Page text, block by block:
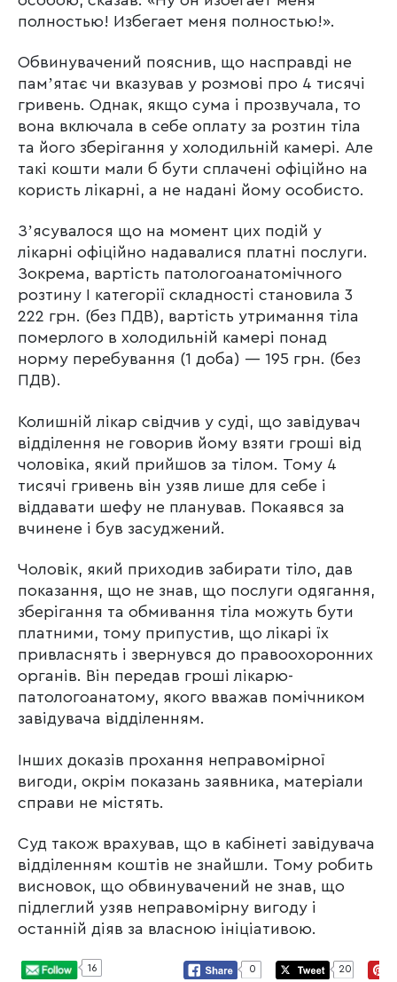
полностью! Избегает меня полностью!».
Обвинувачений пояснив, що насправді не
памʼятає чи вказував у розмові про 4 тисячі
гривень. Однак, якщо сума і прозвучала, то
вона включала в себе оплату за розтин тіла
та його зберігання у холодильній камері. Але
такі кошти мали б бути сплачені офіційно на
користь лікарні, а не надані йому особисто.
Зʼясувалося що на момент цих подій у
лікарні офіційно надавалися платні послуги.
Зокрема, вартість патологоанатомічного
розтину І категорії складності становила 3
222 грн. (без ПДВ), вартість утримання тіла
померлого в холодильній камері понад
норму перебування (1 доба) — 195 грн. (без
ПДВ).
Колишній лікар свідчив у суді, що завідувач
відділення не говорив йому взяти гроші від
чоловіка, який прийшов за тілом. Тому 4
тисячі гривень він узяв лише для себе і
віддавати шефу не планував. Покаявся за
вчинене і був засуджений.
Чоловік, який приходив забирати тіло, дав
показання, що не знав, що послуги одягання,
зберігання та обмивання тіла можуть бути
платними, тому припустив, що лікарі їх
привласнять і звернувся до правоохоронних
органів. Він передав гроші лікарю-
патологоанатому, якого вважав помічником
завідувача відділенням.
Інших доказів прохання неправомірної
вигоди, окрім показань заявника, матеріали
справи не містять.
Суд також врахував, що в кабінеті завідувача
відділенням коштів не знайшли. Тому робить
висновок, що обвинувачений не знав, що
підлеглий узяв неправомірну вигоду і
останній діяв за власною ініціативою.
16 0 20